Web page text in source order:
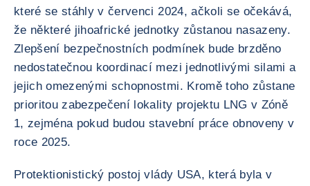
které se stáhly v červenci 2024, ačkoli se očekává,
že některé jihoafrické jednotky zůstanou nasazeny.
Zlepšení bezpečnostních podmínek bude brzděno
nedostatečnou koordinací mezi jednotlivými silami a
jejich omezenými schopnostmi. Kromě toho zůstane
prioritou zabezpečení lokality projektu LNG v Zóně
1, zejména pokud budou stavební práce obnoveny v
roce 2025.
Protektionistický postoj vlády USA, která byla v